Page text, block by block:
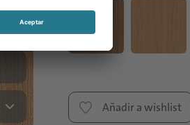
Añadir a wishlist